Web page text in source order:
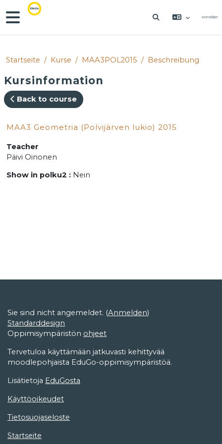
Zum Hauptinhalt
Website-Übersicht
SUCHEINGABE
Anmelden
Startseite Kurse MAA3POL2015 Beschreibung
Kursinformation
Back to course
MAA3 Geometria (Polvijärven lukio) 2015
Teacher
Päivi Oinonen
Show in polku2 : Nein
Sie sind nicht angemeldet. (Anmelden)
Standarddesign
Oppimisympäristön ohjeet
Tervetuloa käyttämään jatkuvasti kehittyvää
moodlepohjaista EduGo-oppimisympäristöä.
Lisätietoja EduGosta
Käyttöoikeudet
Tietosuojaseloste
Startseite